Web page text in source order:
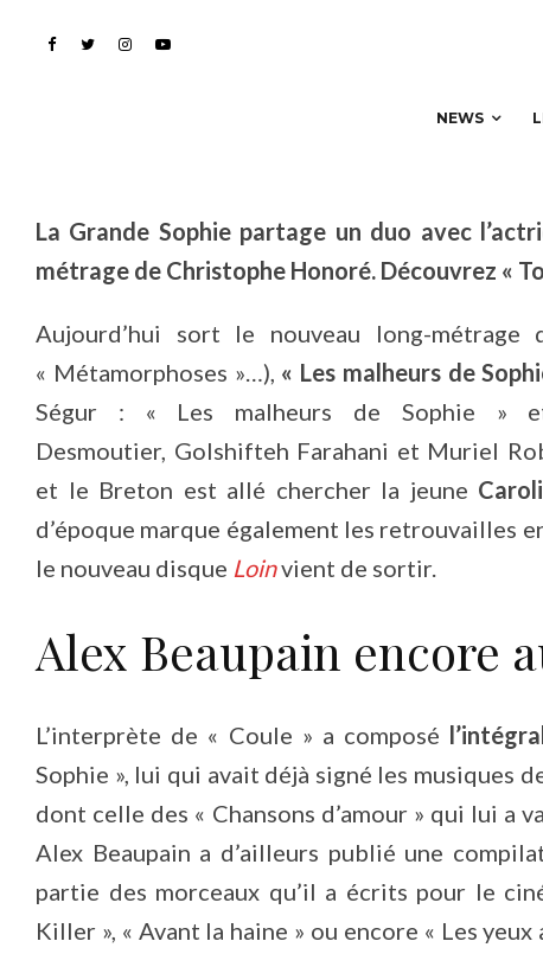
NEWS
tombe » pour la bande
La Grande Sophie partage un duo avec
métrage de Christophe Honoré. Découvrez «
Aujourd’hui sort le nouveau long-métrage
« Métamorphoses »…), « Les malheurs de
Ségur : « Les malheurs de Sophie »
Desmoutier, Golshifteh Farahani et Muriel
et le Breton est allé chercher la jeune
d’époque marque également les retrouvailles
le nouveau disque Loinvient de sortir.
Alex Beaupain encore
L’interprète de « Coule » a composé
Sophie », lui qui avait déjà signé les musiques
dont celle des « Chansons d’amour » qui lui a
Alex Beaupain a d’ailleurs publié une
partie des morceaux qu’il a écrits pour le
Killer », « Avant la haine » ou encore « Les